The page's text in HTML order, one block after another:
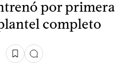
por primera
completo